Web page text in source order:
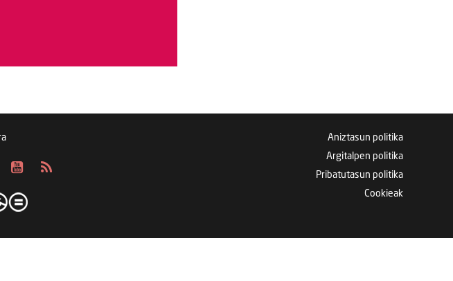
Aniztasun politika
Argitalpen politika
Pribatutasun politika
Cookieak